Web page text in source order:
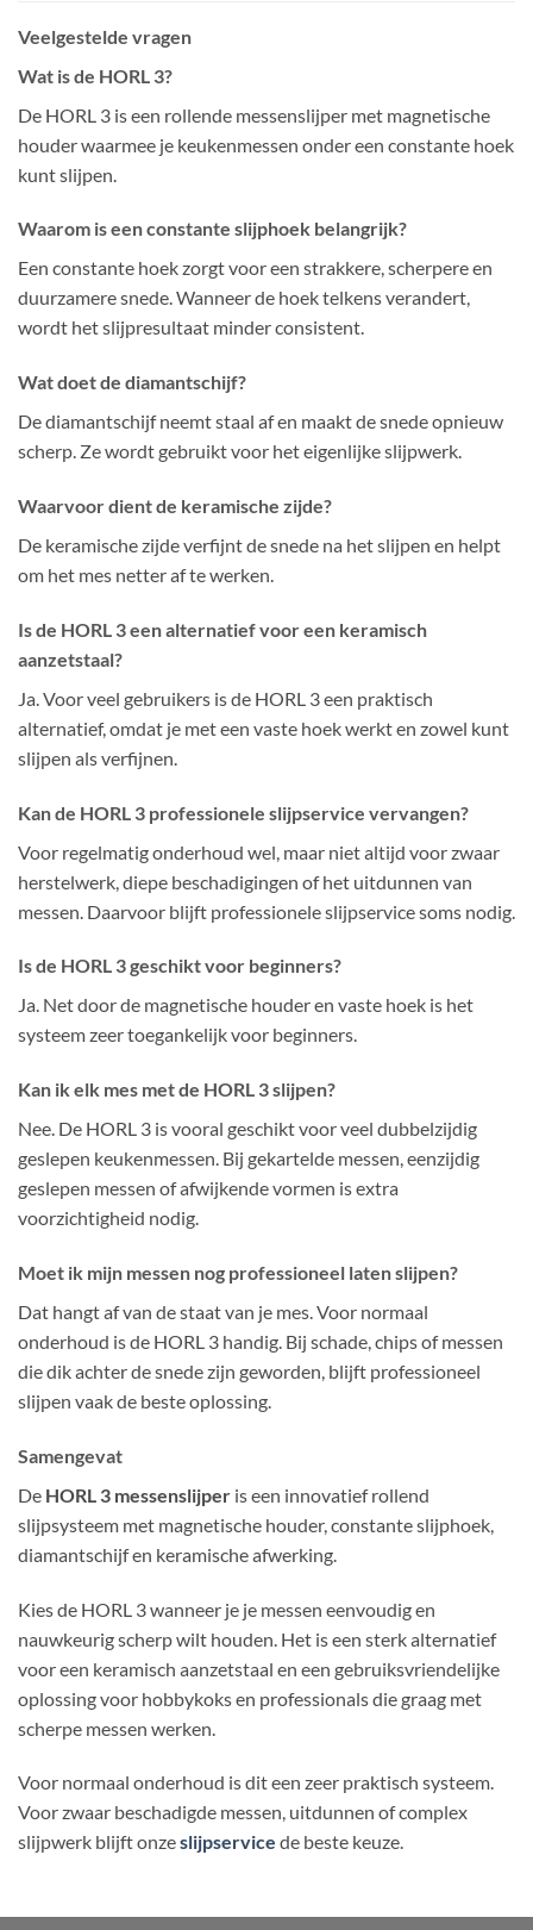
Veelgestelde vragen
Wat is de HORL 3?
De HORL 3 is een rollende messenslijper met magnetische
houder waarmee je keukenmessen onder een constante hoek
kunt slijpen.
Waarom is een constante slijphoek belangrijk?
Een constante hoek zorgt voor een strakkere, scherpere en
duurzamere snede. Wanneer de hoek telkens verandert,
wordt het slijpresultaat minder consistent.
Wat doet de diamantschijf?
De diamantschijf neemt staal af en maakt de snede opnieuw
scherp. Ze wordt gebruikt voor het eigenlijke slijpwerk.
Waarvoor dient de keramische zijde?
De keramische zijde verfijnt de snede na het slijpen en helpt
om het mes netter af te werken.
Is de HORL 3 een alternatief voor een keramisch
aanzetstaal?
Ja. Voor veel gebruikers is de HORL 3 een praktisch
alternatief, omdat je met een vaste hoek werkt en zowel kunt
slijpen als verfijnen.
Kan de HORL 3 professionele slijpservice vervangen?
Voor regelmatig onderhoud wel, maar niet altijd voor zwaar
herstelwerk, diepe beschadigingen of het uitdunnen van
messen. Daarvoor blijft professionele slijpservice soms nodig.
Is de HORL 3 geschikt voor beginners?
Ja. Net door de magnetische houder en vaste hoek is het
systeem zeer toegankelijk voor beginners.
Kan ik elk mes met de HORL 3 slijpen?
Nee. De HORL 3 is vooral geschikt voor veel dubbelzijdig
geslepen keukenmessen. Bij gekartelde messen, eenzijdig
geslepen messen of afwijkende vormen is extra
voorzichtigheid nodig.
Moet ik mijn messen nog professioneel laten slijpen?
Dat hangt af van de staat van je mes. Voor normaal
onderhoud is de HORL 3 handig. Bij schade, chips of messen
die dik achter de snede zijn geworden, blijft professioneel
slijpen vaak de beste oplossing.
Samengevat
De HORL 3 messenslijper is een innovatief rollend
slijpsysteem met magnetische houder, constante slijphoek,
diamantschijf en keramische afwerking.
Kies de HORL 3 wanneer je je messen eenvoudig en
nauwkeurig scherp wilt houden. Het is een sterk alternatief
voor een keramisch aanzetstaal en een gebruiksvriendelijke
oplossing voor hobbykoks en professionals die graag met
scherpe messen werken.
Voor normaal onderhoud is dit een zeer praktisch systeem.
Voor zwaar beschadigde messen, uitdunnen of complex
slijpwerk blijft onzeslijpservice de beste keuze.